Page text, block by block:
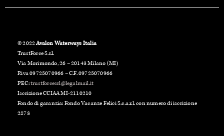
© 2022Avalon Waterways Italia
TrustForce S.r.l.
Via Morimondo, 26 – 20143 Milano (MI)
P.iva 09725070966 – C.F. 09725070966
PEC:trustforcesrl@legalmail.it
Iscrizione CCIAA MI-2110210
Fondo di garanzia: Fondo Vacanze Felici S.c.a.r.l. con numero di iscrizione
2873